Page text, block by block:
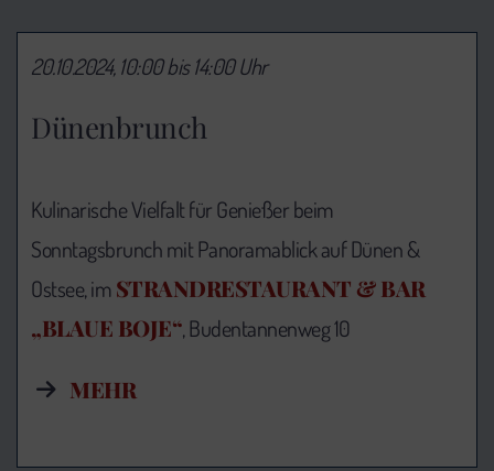
Dünenbrunch
20.10.2024, 10:00 bis 14:00 Uhr
Kulinarische Vielfalt für Genießer beim
Sonntagsbrunch mit Panoramablick auf Dünen &
Ostsee, imSTRANDRESTAURANT & BAR
„BLAUE BOJE“, Budentannenweg 10
MEHR